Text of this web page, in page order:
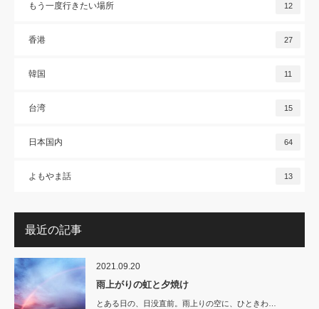
もう一度行きたい場所 12
香港 27
韓国 11
台湾 15
日本国内 64
よもやま話 13
最近の記事
2021.09.20
雨上がりの虹と夕焼け
とある日の、日没直前。雨上りの空に、ひときわ…